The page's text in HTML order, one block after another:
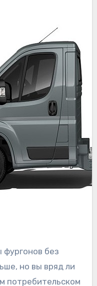
без
но вы вряд ли
потребительском